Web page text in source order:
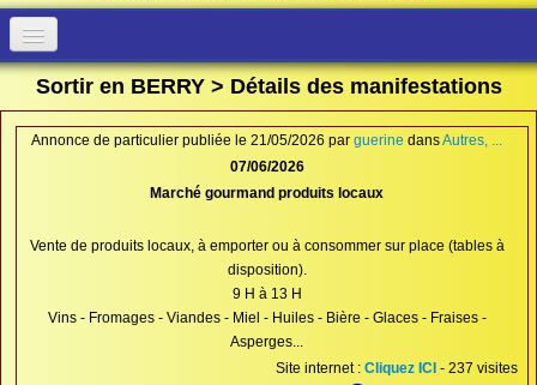
Accueil
Proposer une annonce
Recherche
Connection
Sortir en BERRY > Détails des manifestations
Annonce de particulier publiée le 21/05/2026 par guerine dansAutres, ...
07/06/2026
Marché gourmand produits locaux
Vente de produits locaux, à emporter ou à consommer sur place (tables à
disposition).
9 H à 13 H
Vins - Fromages - Viandes - Miel - Huiles - Bière - Glaces - Fraises -
Asperges...
Site internet :Cliquez ICI - 237 visites